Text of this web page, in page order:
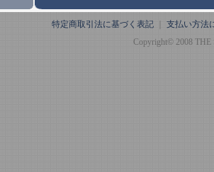
特定商取引法に基づく表記
支払い方法
Copyright© 2008 THE